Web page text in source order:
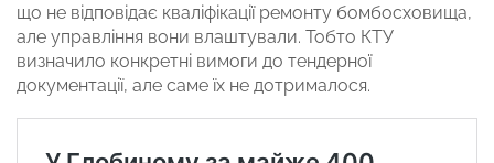
що не відповідає кваліфікації ремонту бомбосховища,
але управління вони влаштували. Тобто КТУ
визначило конкретні вимоги до тендерної
документації, але саме їх не дотрималося.